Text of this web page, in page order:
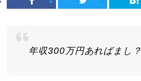
年収300万円あればまし？